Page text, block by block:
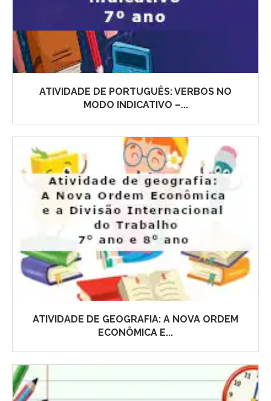
ATIVIDADE DE PORTUGUÊS: VERBOS NO
MODO INDICATIVO –...
ATIVIDADE DE GEOGRAFIA: A NOVA ORDEM
ECONÔMICA E...